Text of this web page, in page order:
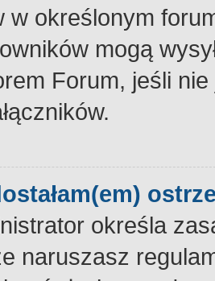
w określonym
mogą
Forum, jeśli
określa
naruszasz